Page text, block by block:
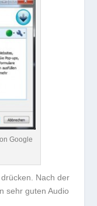
Google
Nach der
sehr guten Audio